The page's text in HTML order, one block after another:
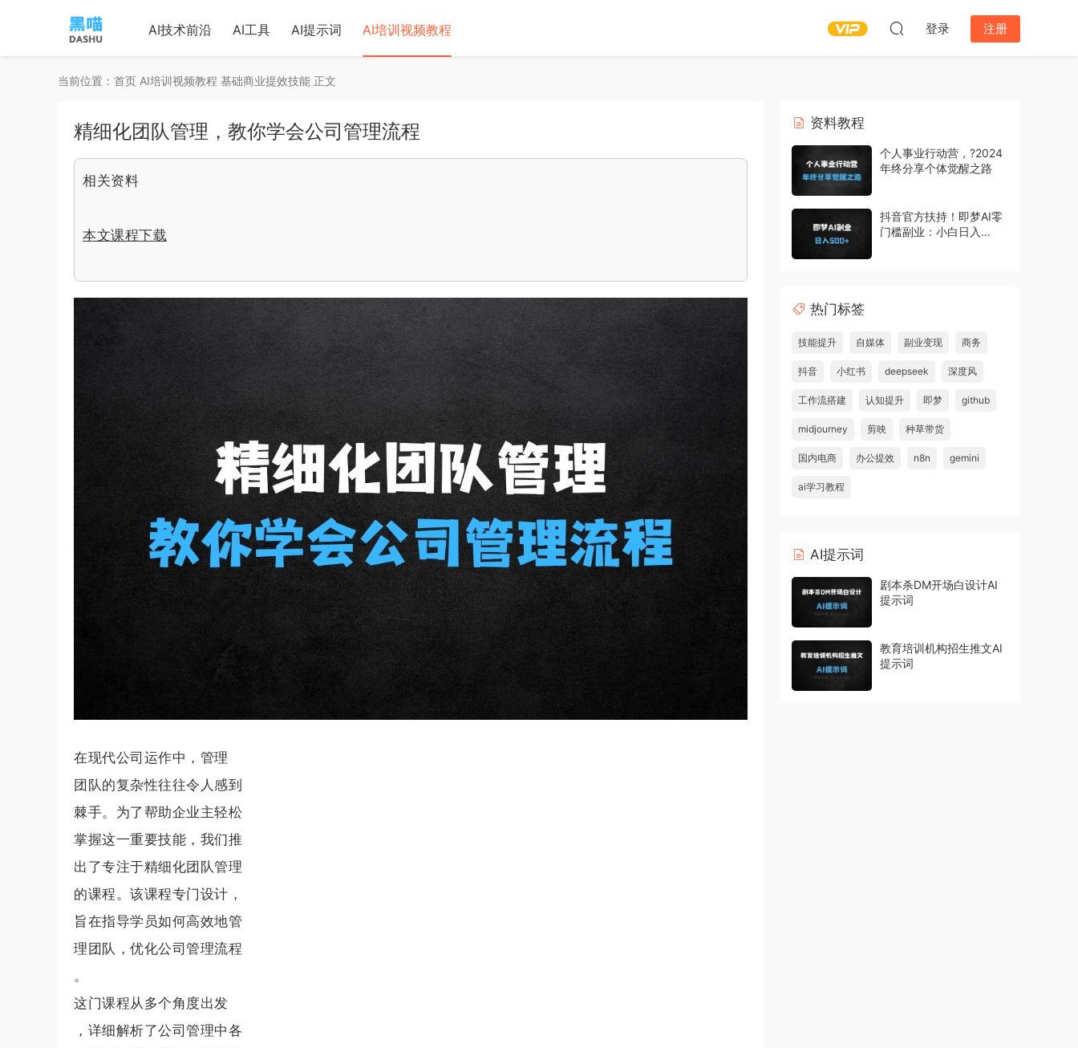
AI技术前沿 AI工具 AI提示词 AI培训视频教程 登录 注册
当前位置： 首页 AI培训视频教程 基础商业提效技能 正文
精细化团队管理，教你学会公司管理流程
相关资料
本文课程下载
在现代公司运作中，管理
团队的复杂性往往令人感到
棘手。为了帮助企业主轻松
掌握这一重要技能，我们推
出了专注于精细化团队管理
的课程。该课程专门设计，
旨在指导学员如何高效地管
理团队，优化公司管理流程
。
这门课程从多个角度出发
，详细解析了公司管理中各
资料教程
个人事业行动营，?2024
年终分享个体觉醒之路
抖音官方扶持！即梦AI零
门槛副业：小白日入
热门标签
技能提升 自媒体 副业变现 商务
抖音 小红书 deepseek 深度风
工作流搭建 认知提升 即梦 github
midjourney 剪映 种草带货
国内电商 办公提效 n8n gemini
ai学习教程
AI提示词
剧本杀DM开场白设计AI
提示词
教育培训机构招生推文AI
提示词